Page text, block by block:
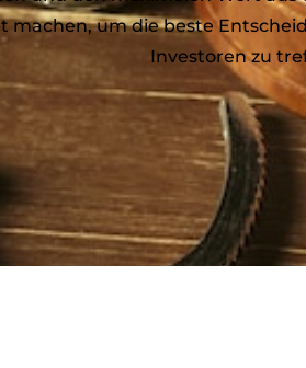
machen, um die beste
Investoren zu